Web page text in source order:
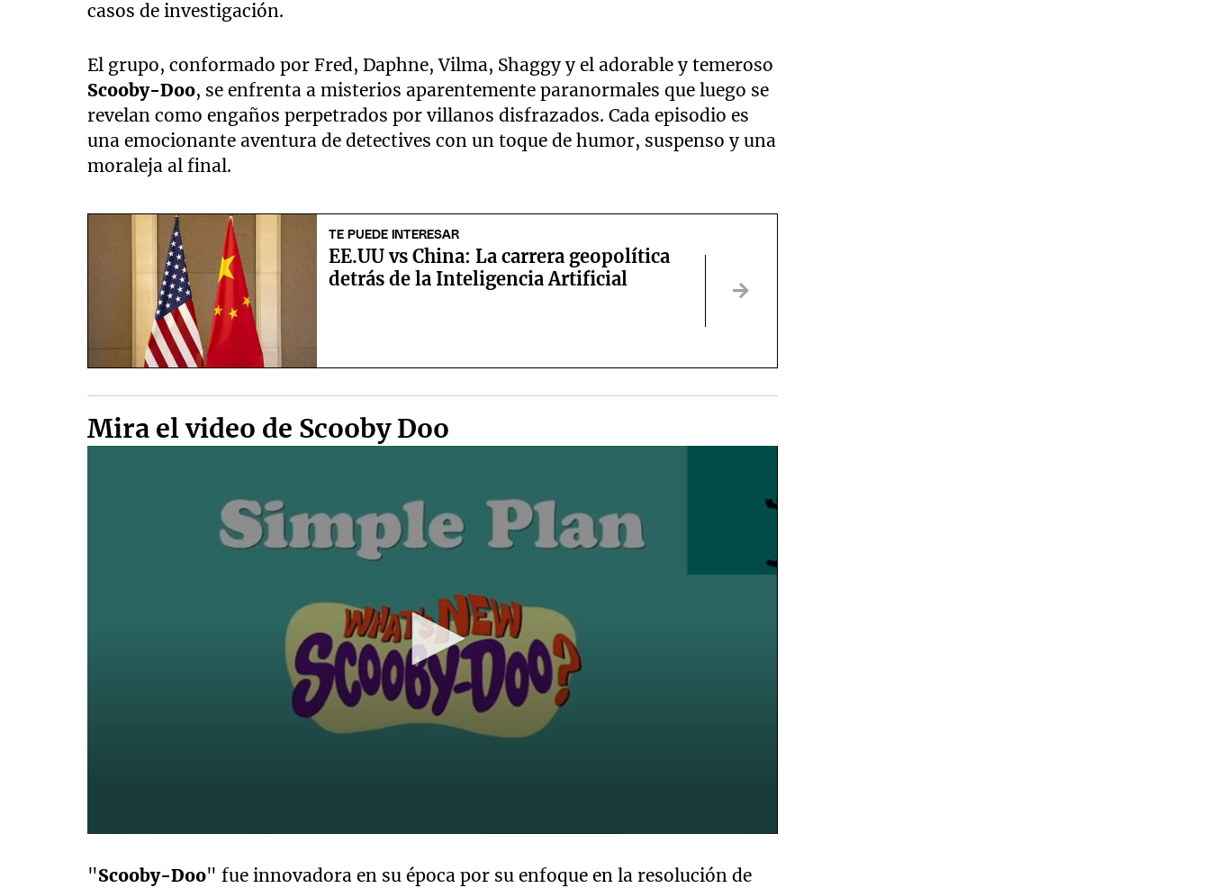
casos de investigación.
El grupo, conformado por Fred, Daphne, Vilma, Shaggy y el adorable y temeroso
Scooby-Doo, se enfrenta a misterios aparentemente paranormales que luego se
revelan como engaños perpetrados por villanos disfrazados. Cada episodio es
una emocionante aventura de detectives con un toque de humor, suspenso y una
moraleja al final.
TE PUEDE INTERESAR
EE.UU vs China: La carrera geopolítica
detrás de la Inteligencia Artificial
Mira el video de Scooby Doo
of
"Scooby-Doo" fue innovadora en su época por su enfoque en la resolución de